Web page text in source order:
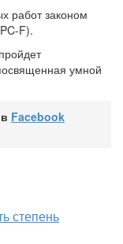
работ законом
F).
умной
Facebook
степень